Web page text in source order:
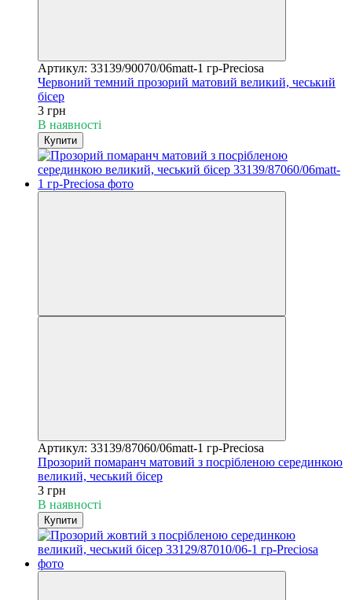
Артикул: 33139/90070/06matt-1 гр-Preciosa
Червоний темний прозорий матовий великий, чеський
бісер
3 грн
В наявності
Купити
Артикул: 33139/87060/06matt-1 гр-Preciosa
Прозорий помаранч матовий з посрібленою серединкою
великий, чеський бісер
3 грн
В наявності
Купити